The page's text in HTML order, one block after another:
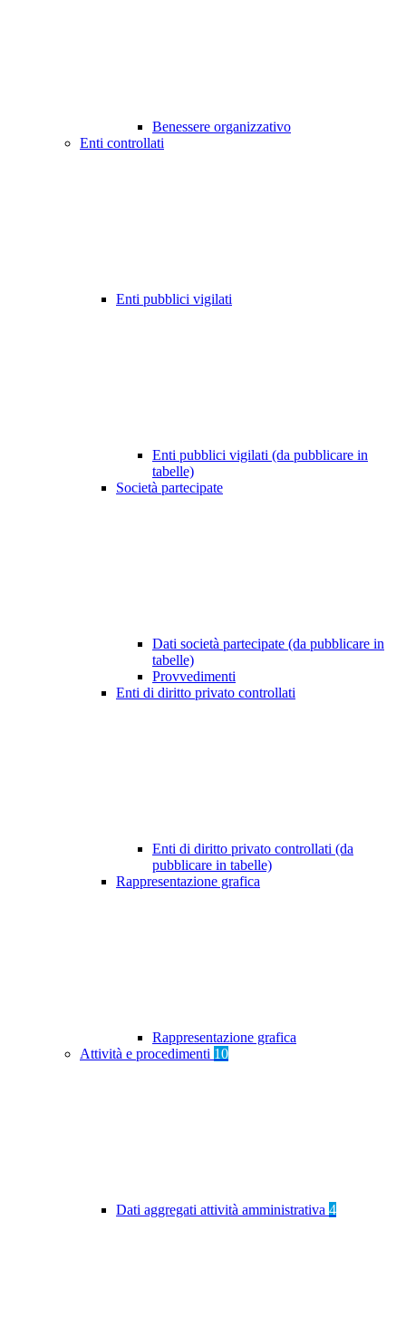
Benessere organizzativo
Enti controllati
Enti pubblici vigilati
Enti pubblici vigilati (da pubblicare in
tabelle)
Società partecipate
Dati società partecipate (da pubblicare in
tabelle)
Provvedimenti
Enti di diritto privato controllati
Enti di diritto privato controllati (da
pubblicare in tabelle)
Rappresentazione grafica
Rappresentazione grafica
Attività e procedimenti 10
Dati aggregati attività amministrativa 4